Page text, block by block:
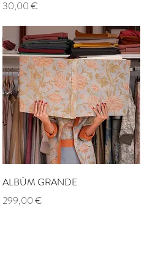
Prix
30,00 €
Aperçu rapide
ALBÚM GRANDE
Prix
299,00 €